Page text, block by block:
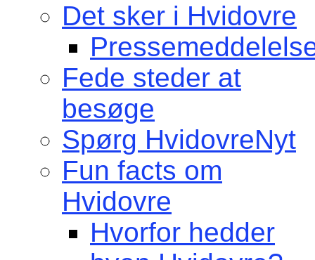
Det sker i Hvidovre
Fede steder at
besøge
Spørg HvidovreNyt
Fun facts om
Hvidovre
Hvorfor hedder